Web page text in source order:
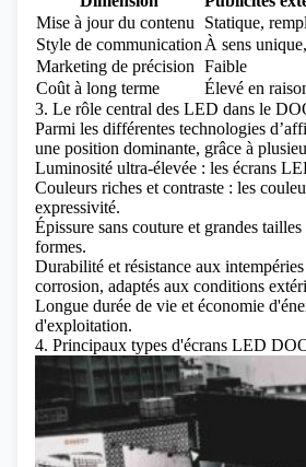
Mise à jour du contenu
Statique,
Style de communication À sens
Marketing de précision Faible
Coût à long terme
Élevé en
3. Le rôle central des LED dans le
Parmi les différentes technologies
une position dominante, grâce à
Luminosité ultra-élevée : les écrans
Couleurs riches et contraste : les
expressivité.
Épissure sans couture et grandes
formes.
Durabilité et résistance aux
corrosion, adaptés aux conditions
Longue durée de vie et économie
d'exploitation.
4. Principaux types d'écrans LED